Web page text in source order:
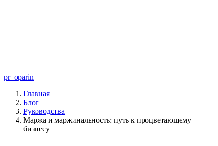
pr_oparin
Главная
Блог
Руководства
Маржа и маржинальность: путь к процветающему
бизнесу